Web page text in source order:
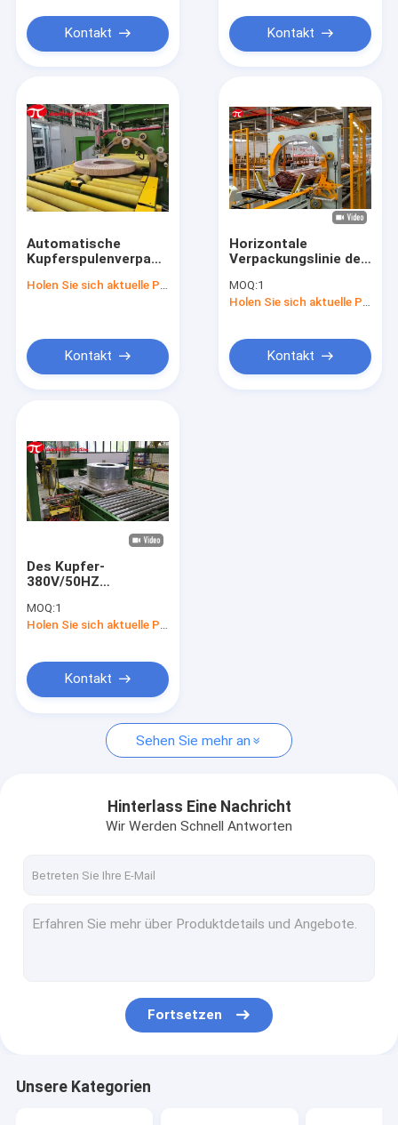
Stahldraht-Verpackungsmaschine
Rohr-Verpackungsmaschine
Reifenverpackungsmaschine
Spulen-Kipper
horizontale Verpackungsmaschine
Paletten-Verpackung
Kontakt Kontakt
Automatische
Kupferspulenverpackungslinie
Steuerungssystem
Kontakt
Horizontale
Verpackungslinie des
Ende stroage System
MOQ:1
Holen Sie sich aktuelle Preis
Kontakt
Des Kupfer-
380V/50HZ
der
Verpackungsmaschine-
MOQ:1
Holen Sie sich aktuelle Preis
Kontakt
Sehen Sie mehr an
Hinterlass Eine Nachricht
Wir Werden Schnell Antworten
Fortsetzen
Unsere Kategorien